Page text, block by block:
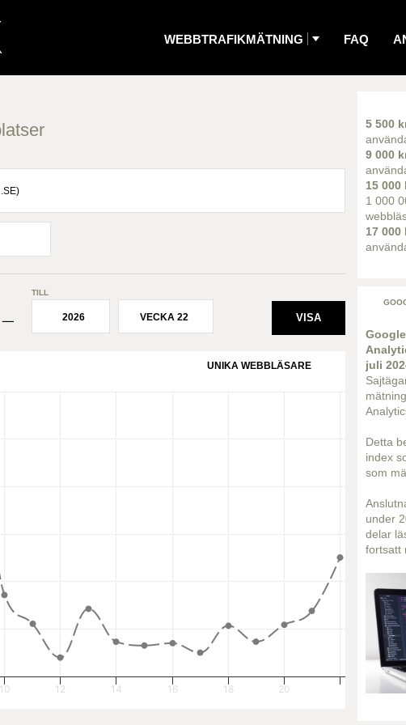
WEBBTRAFIKMÄTNING FAQ
¯
TILL
2026 VECKA 22
UNIKA WEBBLÄSARE
10 12 14 16 18 20
5 500
9 000
15 000
1 000
17 000
juli
Detta
index
som
under
delar
fortsatt